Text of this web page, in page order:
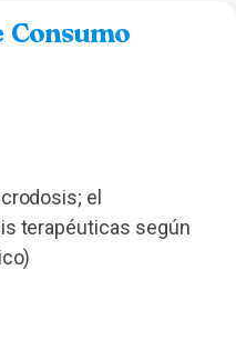
Consumo
el
terapéuticas según